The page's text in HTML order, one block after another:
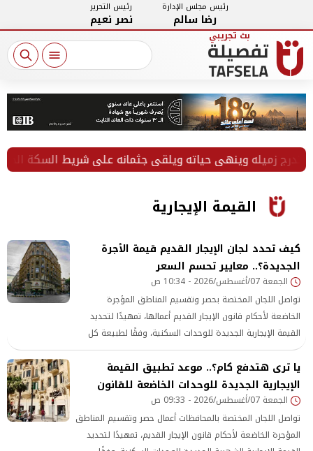
رئيس مجلس الإدارة
رضا سالم
رئيس التحرير
نصر نعيم
القيمة الإيجارية
كيف تحدد لجان الإيجار القديم قيمة الأجرة
الجديدة؟.. معايير تحسم السعر
الجمعة 07/أغسطس/2026 - 10:34 ص
تواصل اللجان المختصة بحصر وتقسيم المناطق المؤجرة
الخاضعة لأحكام قانون الإيجار القديم أعمالها، تمهيدًا لتحديد
القيمة الإيجارية الجديدة للوحدات السكنية، وفقًا لطبيعة كل
منطقة ومستواها الخدمي والمعيشي.
يا ترى هتدفع كام؟.. موعد تطبيق القيمة
الإيجارية الجديدة للوحدات الخاضعة للقانون
الجمعة 07/أغسطس/2026 - 09:33 ص
تواصل اللجان المختصة بالمحافظات أعمال حصر وتقسيم المناطق
المؤجرة الخاضعة لأحكام قانون الإيجار القديم، تمهيدًا لتحديد